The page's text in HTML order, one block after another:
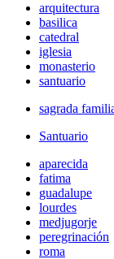
arquitectura
basilica
catedral
iglesia
monasterio
santuario
sagrada
Santuario
aparecida
fatima
guadalupe
lourdes
medjugorje
peregrinación
roma